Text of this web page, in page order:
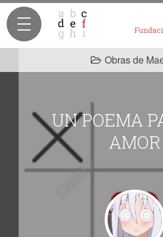
Obras de
UN POEMA
AMOR